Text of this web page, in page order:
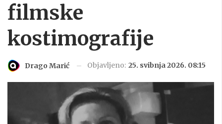
filmske
kostimografije
Drago Marić Objavljeno: 25. svibnja 2026. 08:15